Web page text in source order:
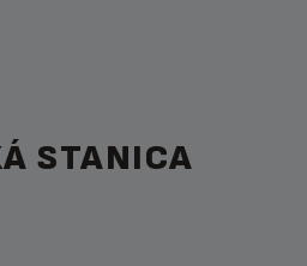
STANICA